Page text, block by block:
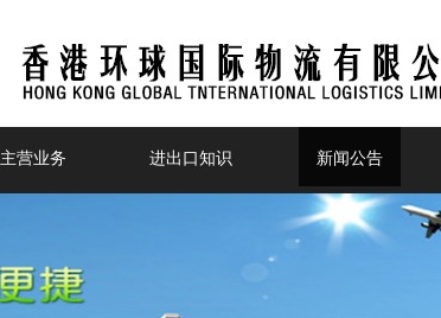
主营业务 进出口知识 新闻公告